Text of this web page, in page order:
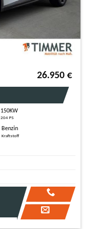
26.950 €
150KW
204 PS
Benzin
Kraftstoff